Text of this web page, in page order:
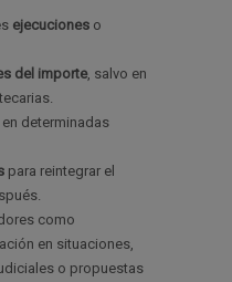
ejecuciones o
del importe, salvo en
en determinadas
para reintegrar el
como
en situaciones,
o propuestas